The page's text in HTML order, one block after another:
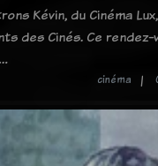
Kévin, du Cinéma
des Cinés. Ce rendez-
cinéma